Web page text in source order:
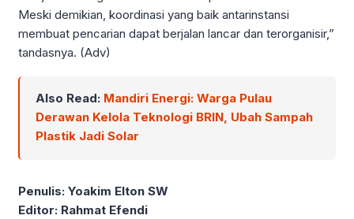
Meski demikian, koordinasi yang baik antarinstansi
membuat pencarian dapat berjalan lancar dan terorganisir,”
tandasnya. (Adv)
Also Read: Mandiri Energi: Warga Pulau
Derawan Kelola Teknologi BRIN, Ubah Sampah
Plastik Jadi Solar
Penulis: Yoakim Elton SW
Editor: Rahmat Efendi